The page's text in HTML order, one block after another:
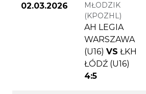
02.03.2026
MŁODZIK
(KPOZHL)
AH LEGIA
WARSZAWA
(U16) VS ŁKH
ŁÓDŹ (U16)
4:5